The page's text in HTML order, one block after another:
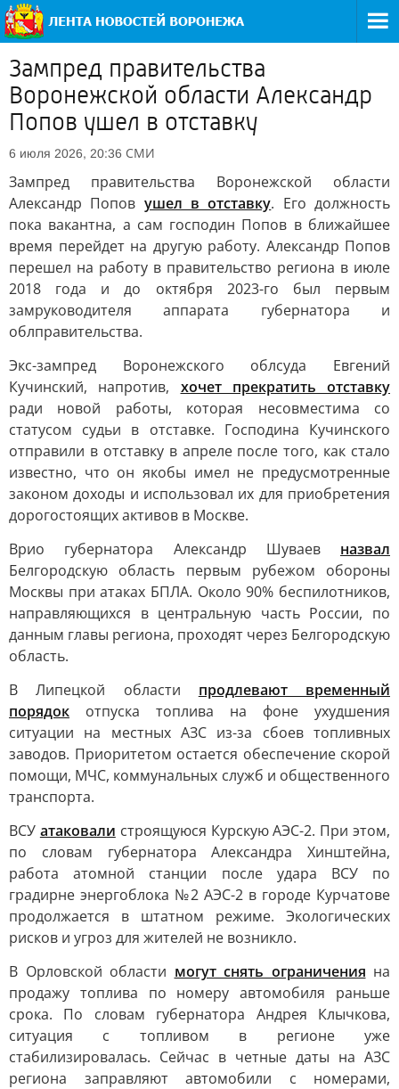
Зампред правительства
Воронежской области Александр
Попов ушел в отставку
6 июля 2026, 20:36 СМИ
Зампред правительства Воронежской области
Александр Попов ушел в отставку. Его должность
пока вакантна, а сам господин Попов в ближайшее
время перейдет на другую работу. Александр Попов
перешел на работу в правительство региона в июле
2018 года и до октября 2023-го был первым
замруководителя аппарата губернатора и
облправительства.
Экс-зампред Воронежского облсуда Евгений
Кучинский, напротив, хочет прекратить отставку
ради новой работы, которая несовместима со
статусом судьи в отставке. Господина Кучинского
отправили в отставку в апреле после того, как стало
известно, что он якобы имел не предусмотренные
законом доходы и использовал их для приобретения
дорогостоящих активов в Москве.
Врио губернатора Александр Шуваев назвал
Белгородскую область первым рубежом обороны
Москвы при атаках БПЛА. Около 90% беспилотников,
направляющихся в центральную часть России, по
данным главы региона, проходят через Белгородскую
область.
В Липецкой области продлевают временный
порядок отпуска топлива на фоне ухудшения
ситуации на местных АЗС из-за сбоев топливных
заводов. Приоритетом остается обеспечение скорой
помощи, МЧС, коммунальных служб и общественного
транспорта.
ВСУ атаковали строящуюся Курскую АЭС-2. При этом,
по словам губернатора Александра Хинштейна,
работа атомной станции после удара ВСУ по
градирне энергоблока №2 АЭС-2 в городе Курчатове
продолжается в штатном режиме. Экологических
рисков и угроз для жителей не возникло.
В Орловской области могут снять ограничения на
продажу топлива по номеру автомобиля раньше
срока. По словам губернатора Андрея Клычкова,
ситуация с топливом в регионе уже
стабилизировалась. Сейчас в четные даты на АЗС
региона заправляют автомобили с номерами,